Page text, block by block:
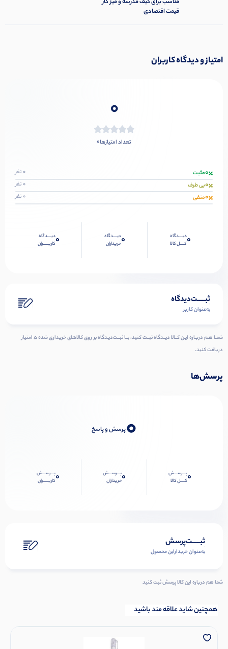
مناسب برای کیف مدرسه و میز کار
قیمت اقتصادی
امتیاز و دیدگاه کاربران
0
تعداد امتیازها0
0مثبت 0 نفر
0بی طرف 0 نفر
0منفی 0 نفر
0دیــــدگاه
کــــل کالا
0دیــــدگاه
خریداران
0دیــــدگاه
کاربـــــران
ثبـــــت‌دیدگاه
به‌عنوان کاربر
شمـا هـم دربـاره ایـن کــالا دیــدگاه ثبــت کنید، بــا ثبــت‌دیـدگاه بر روی کالاهای خریداری شده ۵ امتیاز
دریافت کنید.
پرسش‌ها
0پرسش و پاسخ
0پـــرســـش
کــــل کالا
0پـــرســـش
خریداران
0پـــرســـش
کاربـــــران
ثبـــــت‌پرسش
به‌عنوان ‌خریدار‌این‌ محصول
شما هم درباره این کالا پرسش ثبت کنید
همچنین شاید علاقه مند باشید